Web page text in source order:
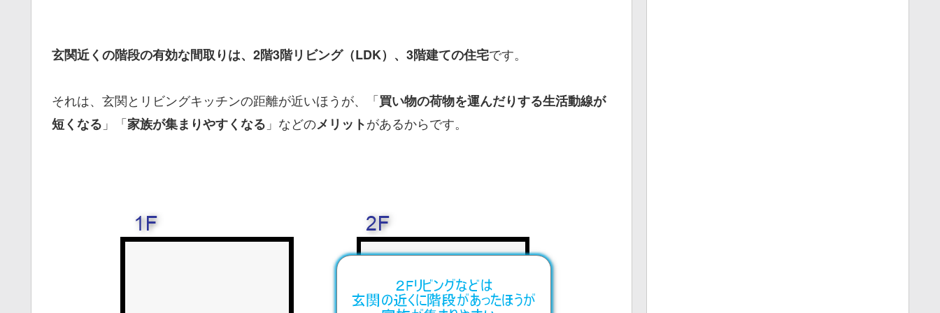
玄関近くの階段の有効な間取りは、2階3階リビング（LDK）、3階建ての住宅です。
それは、玄関とリビングキッチンの距離が近いほうが、「買い物の荷物を運んだりする生活動線が
短くなる 」「家族が集まりやすくなる 」などのメリットがあるからです。